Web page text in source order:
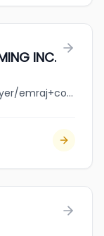
INC.
jobbank.gc.ca/browsejobs/employer/emraj+concrete+forming+inc./ca